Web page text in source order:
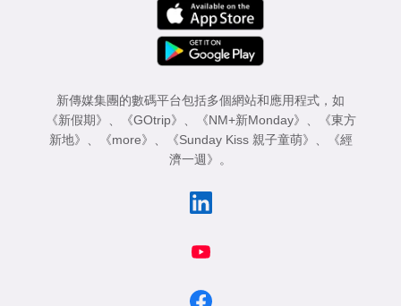
新傳媒集團的數碼平台包括多個網站和應用程式，如
《新假期》 、 《GOtrip》 、 《NM+新Monday》 、
《東方
新地》 、 《more》 、 《Sunday Kiss 親子童萌》 、
《經
濟一週》 。